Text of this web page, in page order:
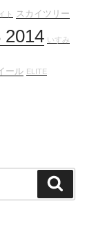
ト スカイツリー
2014 いすみ
ール ELITE